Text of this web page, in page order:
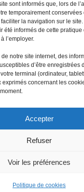
sont informés que, lors de
temporairement
la navigation sur le
été informés de cette pratique
l’employer.
notre site internet, des
d’être enregistrées
votre terminal (ordinateur,
exprimés concernant les
Accepter
Refuser
Voir les préférences
Politique de cookies
impropre. Les
sont tenues de
du présent site et la
ne vous demanderons
votre banque en ligne
confidentielles
Politique de protection
réservés Crédit Agricole